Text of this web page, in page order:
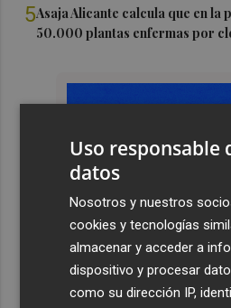
5Asaja Alicante calcula que en
50.000 plantas enfermas por
Uso responsable
datos
Nosotros y nuestros
cookies y tecnologías
almacenar y acceder a
dispositivo y procesar
como su dirección IP,